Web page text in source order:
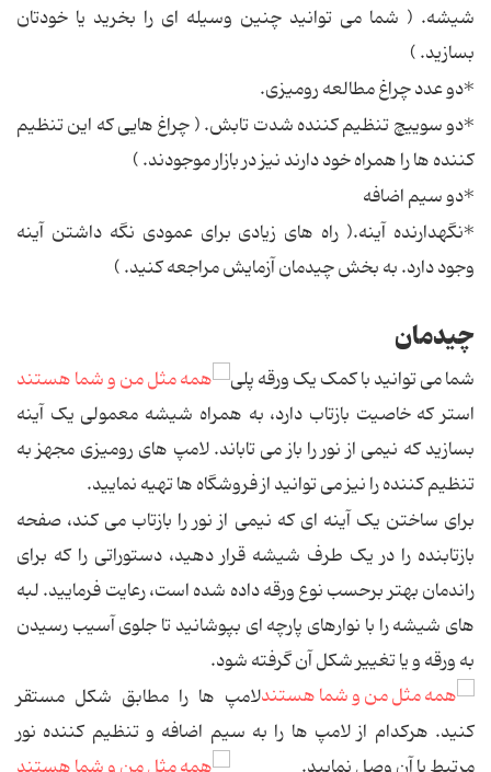
شیشه. ( شما می توانید چنین وسیله ای را بخرید یا خودتان
بسازید. )
*دو عدد چراغ مطالعه رومیزی.
*دو سوییچ تنظیم کننده شدت تابش. ( چراغ هایی که این تنظیم
کننده ها را همراه خود دارند نیز در بازار موجودند. )
*دو سیم اضافه
*نگهدارنده آینه.( راه های زیادی برای عمودی نگه داشتن آینه
وجود دارد. به بخش چیدمان آزمایش مراجعه کنید. )
چیدمان
شما می توانید با کمک یک ورقه پلی
استر که خاصیت بازتاب دارد، به همراه شیشه معمولی یک آینه
بسازید که نیمی از نور را باز می تاباند. لامپ های رومیزی مجهز به
تنظیم کننده را نیز می توانید از فروشگاه ها تهیه نمایید.
برای ساختن یک آینه ای که نیمی از نور را بازتاب می کند، صفحه
بازتابنده را در یک طرف شیشه قرار دهید، دستوراتی را که برای
راندمان بهتر برحسب نوع ورقه داده شده است، رعایت فرمایید. لبه
های شیشه را با نوارهای پارچه ای بپوشانید تا جلوی آسیب رسیدن
به ورقه و یا تغییر شکل آن گرفته شود.
لامپ ها را مطابق شکل مستقر
کنید. هرکدام از لامپ ها را به سیم اضافه و تنظیم کننده نور